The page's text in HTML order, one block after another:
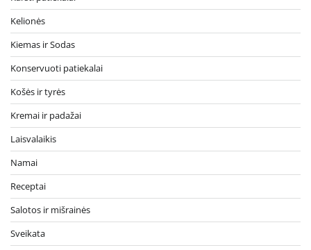
Kelionės
Kiemas ir Sodas
Konservuoti patiekalai
Košės ir tyrės
Kremai ir padažai
Laisvalaikis
Namai
Receptai
Salotos ir mišrainės
Sveikata